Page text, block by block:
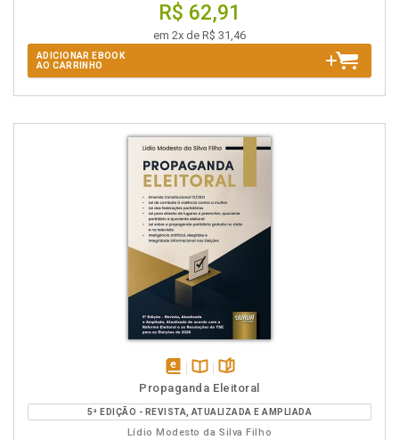
R$ 62,91
em 2x de R$ 31,46
ADICIONAR EBOOK
AO CARRINHO
disponível
em
eBook
Disponível
na
B.V.
páginas
Propaganda Eleitoral
5ª EDIÇÃO - REVISTA, ATUALIZADA E AMPLIADA
Lídio Modesto da Silva Filho